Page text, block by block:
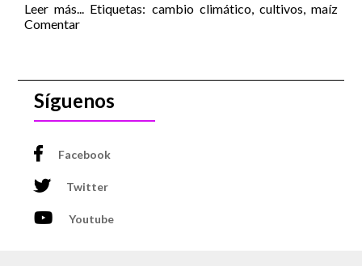
Leer más... Etiquetas: cambio climático, cultivos,maíz
Comentar
Síguenos
Facebook
Twitter
Youtube